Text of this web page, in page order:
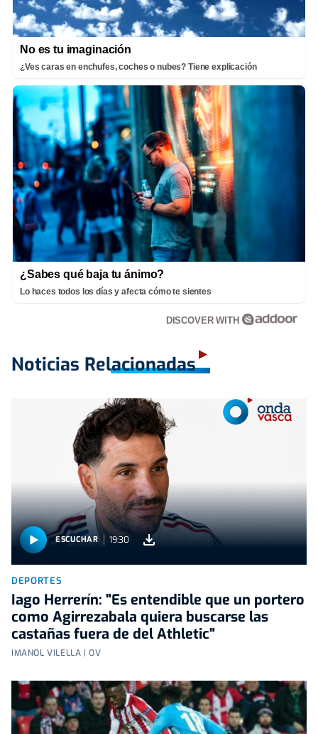
No es tu imaginación
¿Ves caras en enchufes, coches o nubes? Tiene explicación
¿Sabes qué baja tu ánimo?
Lo haces todos los días y afecta cómo te sientes
DISCOVER WITH
Noticias Relacionadas
ESCUCHAR 19:30
DEPORTES
Iago Herrerín: "Es entendible que un portero
como Agirrezabala quiera buscarse las
castañas fuera de del Athletic"
IMANOL VILELLA | OV